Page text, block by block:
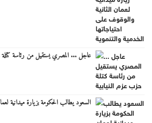
عاجل ... المصري يستقيل من رئاسة كتلة
السعود يطالب الحكومة بزيارة ميدانية